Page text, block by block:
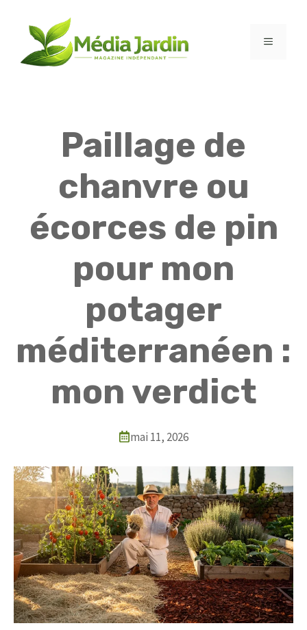
contenu
MENU
Paillage de
chanvre ou
écorces de pin
pour mon
potager
méditerranéen :
mon verdict
mai 11, 2026